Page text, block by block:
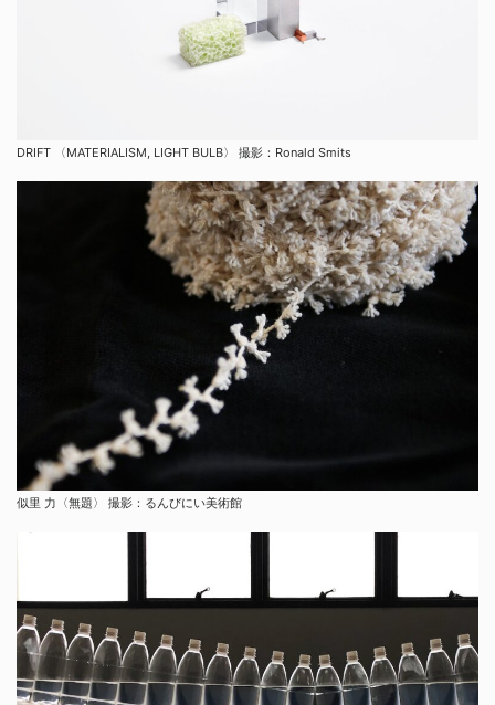
DRIFT 〈MATERIALISM, LIGHT BULB〉 撮影：Ronald Smits
似里 力〈無題〉 撮影：るんびにい美術館